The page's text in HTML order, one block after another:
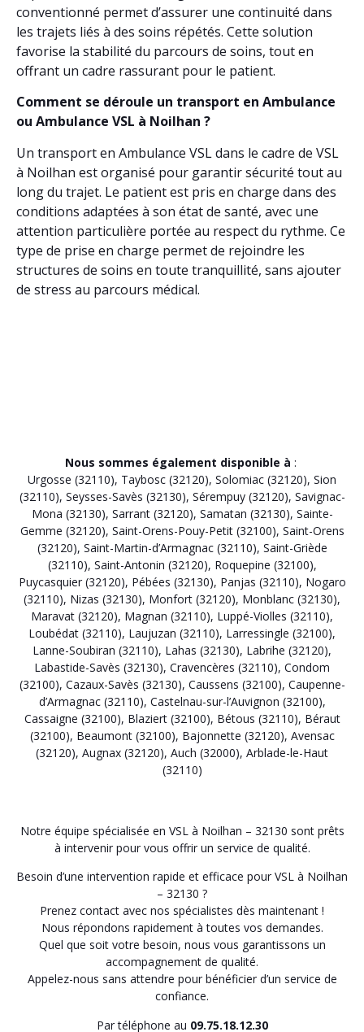
conventionné permet d’assurer une continuité dans
les trajets liés à des soins répétés. Cette solution
favorise la stabilité du parcours de soins, tout en
offrant un cadre rassurant pour le patient.
Comment se déroule un transport en Ambulance
ou Ambulance VSL à Noilhan ?
Un transport en Ambulance VSL dans le cadre de VSL
à Noilhan est organisé pour garantir sécurité tout au
long du trajet. Le patient est pris en charge dans des
conditions adaptées à son état de santé, avec une
attention particulière portée au respect du rythme. Ce
type de prise en charge permet de rejoindre les
structures de soins en toute tranquillité, sans ajouter
de stress au parcours médical.
Nous sommes également disponible à :
Urgosse (32110), Taybosc (32120), Solomiac (32120), Sion
(32110), Seysses-Savès (32130), Sérempuy (32120), Savignac-
Mona (32130), Sarrant (32120), Samatan (32130), Sainte-
Gemme (32120), Saint-Orens-Pouy-Petit (32100), Saint-Orens
(32120), Saint-Martin-d’Armagnac (32110), Saint-Griède
(32110), Saint-Antonin (32120), Roquepine (32100),
Puycasquier (32120), Pébées (32130), Panjas (32110), Nogaro
(32110), Nizas (32130), Monfort (32120), Monblanc (32130),
Maravat (32120), Magnan (32110), Luppé-Violles (32110),
Loubédat (32110), Laujuzan (32110), Larressingle (32100),
Lanne-Soubiran (32110), Lahas (32130), Labrihe (32120),
Labastide-Savès (32130), Cravencères (32110), Condom
(32100), Cazaux-Savès (32130), Caussens (32100), Caupenne-
d’Armagnac (32110), Castelnau-sur-l’Auvignon (32100),
Cassaigne (32100), Blaziert (32100), Bétous (32110), Béraut
(32100), Beaumont (32100), Bajonnette (32120), Avensac
(32120), Augnax (32120), Auch (32000), Arblade-le-Haut
(32110)
Notre équipe spécialisée en VSL à Noilhan – 32130 sont prêts
à intervenir pour vous offrir un service de qualité.
Besoin d’une intervention rapide et efficace pour VSL à Noilhan
– 32130 ?
Prenez contact avec nos spécialistes dès maintenant !
Nous répondons rapidement à toutes vos demandes.
Quel que soit votre besoin, nous vous garantissons un
accompagnement de qualité.
Appelez-nous sans attendre pour bénéficier d’un service de
confiance.
Par téléphone au 09.75.18.12.30